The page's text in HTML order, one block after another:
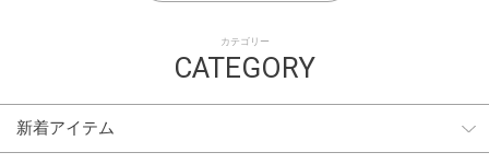
カテゴリー
CATEGORY
新着アイテム